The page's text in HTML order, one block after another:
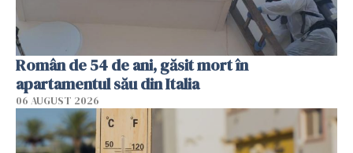
Român de 54 de ani, găsit mort în
apartamentul său din Italia
06 AUGUST 2026